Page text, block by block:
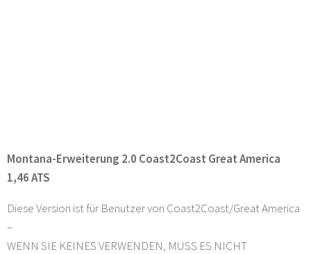
Montana-Erweiterung 2.0 Coast2Coast Great America
1,46 ATS
Diese Version ist für Benutzer von Coast2Coast/Great America
–
WENN SIE KEINES VERWENDEN, MUSS ES NICHT